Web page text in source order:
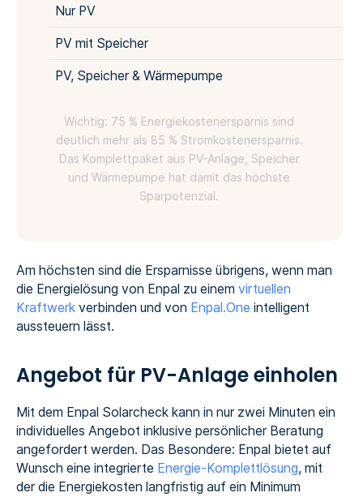
Nur PV
PV mit Speicher
PV, Speicher & Wärmepumpe
Wichtig: 75 % Energiekostenersparnis sind
deutlich mehr als 85 % Stromkostenersparnis.
Das Komplettpaket aus PV-Anlage, Speicher
und Wärmepumpe hat damit das höchste
Sparpotenzial.
Am höchsten sind die Ersparnisse übrigens, wenn man
die Energielösung von Enpal zu einem virtuellen
Kraftwerkverbinden und von Enpal.One intelligent
aussteuern lässt.
Angebot für PV-Anlage einholen
Mit dem Enpal Solarcheck kann in nur zwei Minuten ein
individuelles Angebot inklusive persönlicher Beratung
angefordert werden. Das Besondere: Enpal bietet auf
Wunsch eine integrierte Energie-Komplettlösung, mit
der die Energiekosten langfristig auf ein Minimum